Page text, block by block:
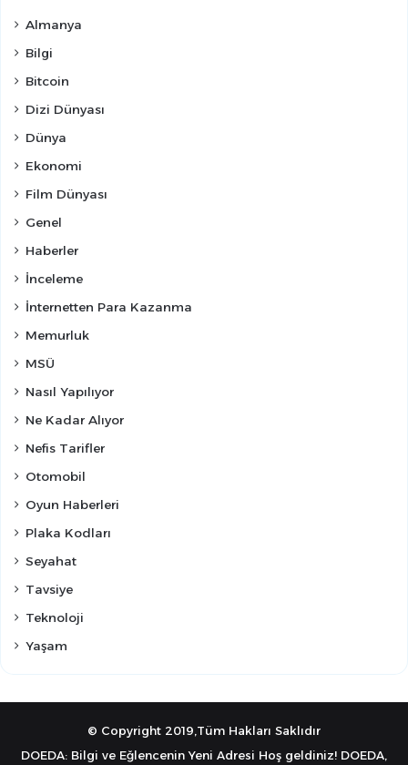
Almanya
Bilgi
Bitcoin
Dizi Dünyası
Dünya
Ekonomi
Film Dünyası
Genel
Haberler
İnceleme
İnternetten Para Kazanma
Memurluk
MSÜ
Nasıl Yapılıyor
Ne Kadar Alıyor
Nefis Tarifler
Otomobil
Oyun Haberleri
Plaka Kodları
Seyahat
Tavsiye
Teknoloji
Yaşam
© Copyright 2019,Tüm Hakları Saklıdır
DOEDA: Bilgi ve Eğlencenin Yeni Adresi Hoş geldiniz! DOEDA,